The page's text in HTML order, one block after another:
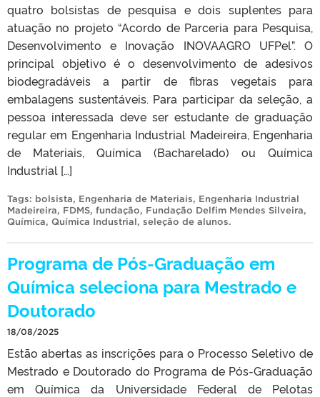
quatro bolsistas de pesquisa e dois suplentes para
atuação no projeto “Acordo de Parceria para Pesquisa,
Desenvolvimento e Inovação INOVAAGRO UFPel”. O
principal objetivo é o desenvolvimento de adesivos
biodegradáveis a partir de fibras vegetais para
embalagens sustentáveis. Para participar da seleção, a
pessoa interessada deve ser estudante de graduação
regular em Engenharia Industrial Madeireira, Engenharia
de Materiais, Química (Bacharelado) ou Química
Industrial […]
Tags: bolsista, Engenharia de Materiais, Engenharia Industrial
Madeireira, FDMS, fundação, Fundação Delfim Mendes Silveira,
Química, Química Industrial, seleção de alunos.
Programa de Pós-Graduação em
Química seleciona para Mestrado e
Doutorado
18/08/2025
Estão abertas as inscrições para o Processo Seletivo de
Mestrado e Doutorado do Programa de Pós-Graduação
em Química da Universidade Federal de Pelotas